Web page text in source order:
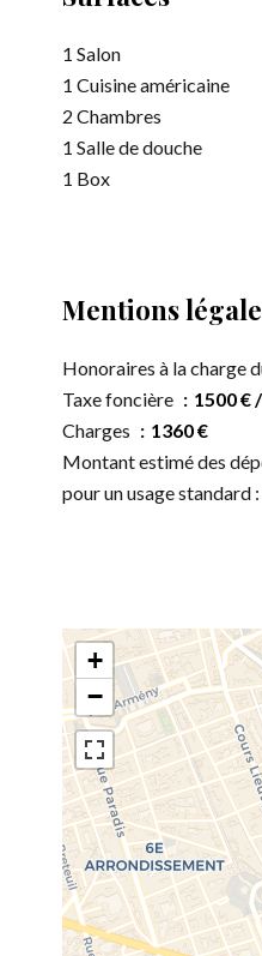
1 Salon
1 Cuisine américaine
2 Chambres
1 Salle de douche
1 Box
Mentions
Honoraires à la charge
Taxe foncière
1500 €
Charges
1360 €
Montant estimé des
pour un usage standard
+
−